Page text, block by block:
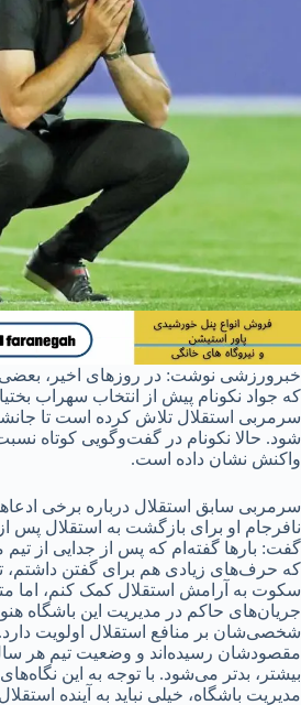
خبرورزشی نوشت: در روز‌های اخیر، بعضی
که جواد نکونام پیش از انتخاب سهراب
سرمربی استقلال تلاش کرده است تا
شود. حالا نکونام در گفت‌وگویی کوتاه
واکنش نشان داده است.
سرمربی سابق استقلال درباره برخی
نافرجام او برای بازگشت به استقلال پس از
گفت: بار‌ها گفته‌ام که پس از جدایی از تیم
که حرف‌های زیادی هم برای گفتن داشتم،
سکوت به آرامش استقلال کمک کنم، اما
جریان‌های حاکم در مدیریت این باشگاه
شخصی‌شان بر منافع استقلال اولویت دارد.
مقصودشان رسیده‌اند و وضعیت تیم هر
بیشتر، بدتر می‌شود. با توجه به این نگاه‌های
مدیریت باشگاه، خیلی نباید به آینده